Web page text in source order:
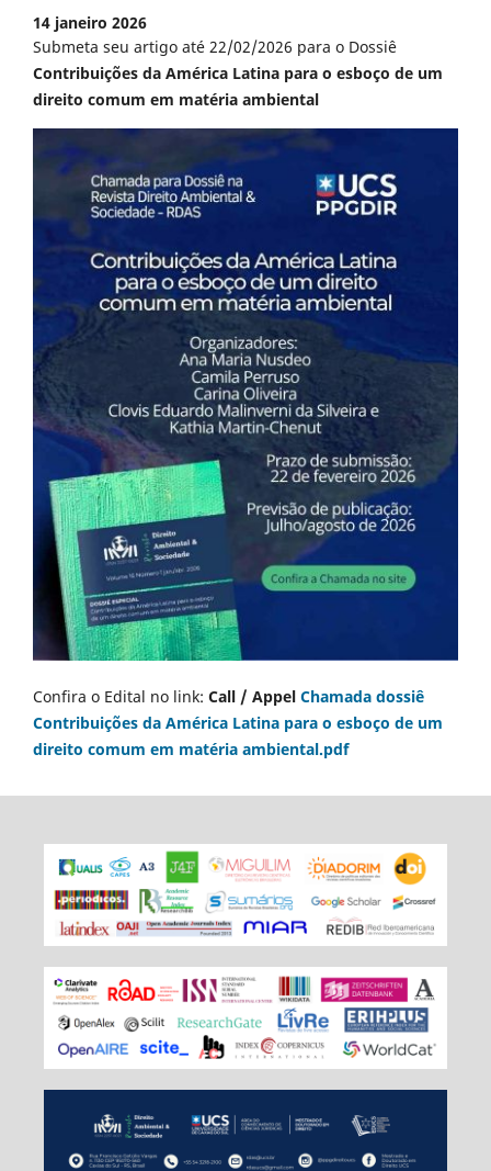
14 janeiro 2026
Submeta seu artigo até 22/02/2026 para o Dossiê
Contribuições da América Latina para o esboço de um
direito comum em matéria ambiental
Confira o Edital no link: Call / Appel Chamada dossiê
Contribuições da América Latina para o esboço de um
direito comum em matéria ambiental.pdf